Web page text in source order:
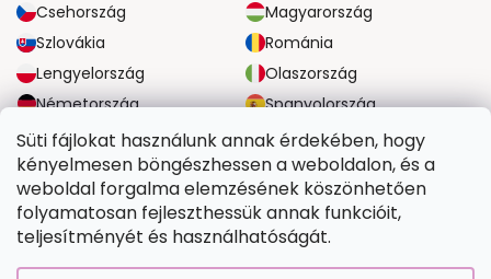
Süti fájlokat használunk annak érdekében, hogy
kényelmesen böngészhessen a weboldalon, és a
weboldal forgalma elemzésének köszönhetően
folyamatosan fejleszthessük annak funkcióit,
teljesítményét és használhatóságát.
Csehország
Magyarország
Szlovákia
Románia
Lengyelország
Olaszország
Németország
Spanyolország
Nagy-Britannia
Ausztria
MEGBÍZHATÓ SZÁLLÍTÁSI LEHETŐSÉGEK